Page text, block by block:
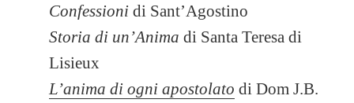
Confessioni di Sant’Agostino
Storia di un’Anima di Santa Teresa di
Lisieux
L’anima di ogni apostolato di Dom J.B.